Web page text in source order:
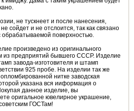
не тускнеет и после нанесения,
сойдет и не отслоится, так как связано
обрабатываемой поверхностью.
произведено из оригинального
из предприятий бывшего СССР. Изделие
завода-изготовителя и штамп
925 пробе. На изделии так же
нитке заводская
указана вся ииформация о
данное изделие, вы
оригальное ювелирное украшение,
ГОСТам!